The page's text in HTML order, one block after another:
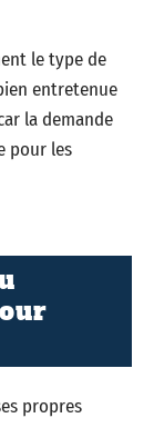
le type de
entretenue
la demande
pour les
propres